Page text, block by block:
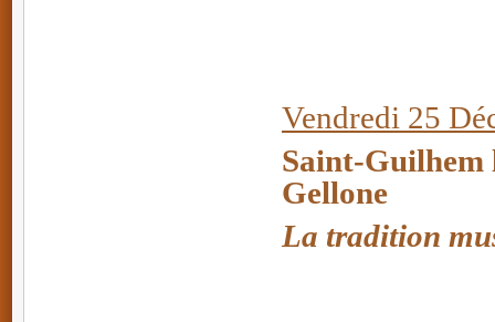
Vendredi 25
Saint-Guilhem
Gellone
La tradition